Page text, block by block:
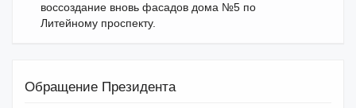
воссоздание вновь фасадов дома №5 по
Литейному проспекту.
Обращение Президента